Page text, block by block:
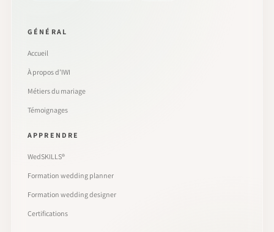
GÉNÉRAL
Accueil
À propos d’IWI
Métiers du mariage
Témoignages
APPRENDRE
WedSKILLS®
Formation wedding planner
Formation wedding designer
Certifications